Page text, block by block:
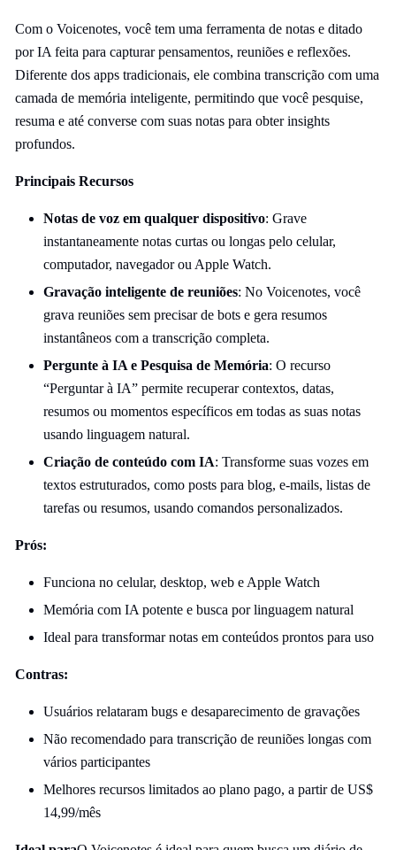
Com o Voicenotes, você tem uma ferramenta de notas e ditado
por IA feita para capturar pensamentos, reuniões e reflexões.
Diferente dos apps tradicionais, ele combina transcrição com uma
camada de memória inteligente, permitindo que você pesquise,
resuma e até converse com suas notas para obter insights
profundos.
Principais Recursos
Notas de voz em qualquer dispositivo: Grave
instantaneamente notas curtas ou longas pelo celular,
computador, navegador ou Apple Watch.
Gravação inteligente de reuniões: No Voicenotes, você
grava reuniões sem precisar de bots e gera resumos
instantâneos com a transcrição completa.
Pergunte à IA e Pesquisa de Memória: O recurso
“Perguntar à IA” permite recuperar contextos, datas,
resumos ou momentos específicos em todas as suas notas
usando linguagem natural.
Criação de conteúdo com IA: Transforme suas vozes em
textos estruturados, como posts para blog, e-mails, listas de
tarefas ou resumos, usando comandos personalizados.
Prós:
Funciona no celular, desktop, web e Apple Watch
Memória com IA potente e busca por linguagem natural
Ideal para transformar notas em conteúdos prontos para uso
Contras:
Usuários relataram bugs e desaparecimento de gravações
Não recomendado para transcrição de reuniões longas com
vários participantes
Melhores recursos limitados ao plano pago, a partir de US$
14,99/mês